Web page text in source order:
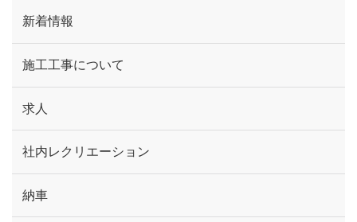
新着情報
施工工事について
求人
社内レクリエーション
納車